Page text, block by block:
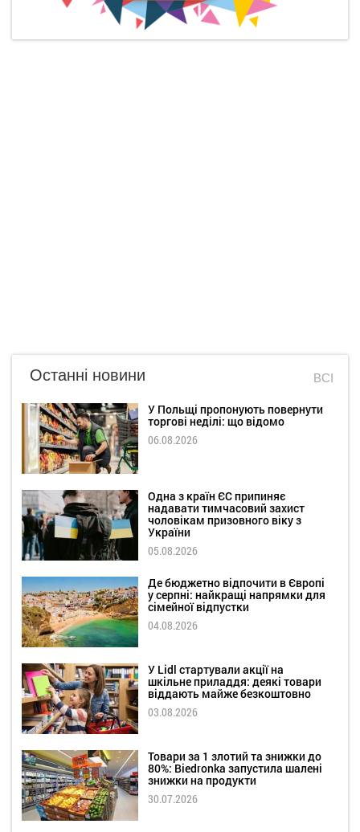
Останні новини ВСІ
У Польщі пропонують повернути
торгові неділі: що відомо
06.08.2026
Одна з країн ЄС припиняє
надавати тимчасовий захист
чоловікам призовного віку з
України
05.08.2026
Де бюджетно відпочити в Європі
у серпні: найкращі напрямки для
сімейної відпустки
04.08.2026
У Lidl стартували акції на
шкільне приладдя: деякі товари
віддають майже безкоштовно
03.08.2026
Товари за 1 злотий та знижки до
80%: Biedronka запустила шалені
знижки на продукти
30.07.2026